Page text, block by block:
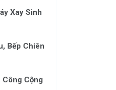
Xay Sinh
Bếp Chiên
Cộng